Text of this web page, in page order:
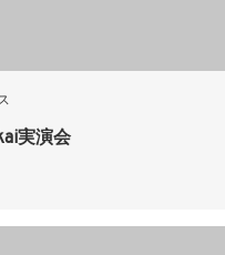
実演会